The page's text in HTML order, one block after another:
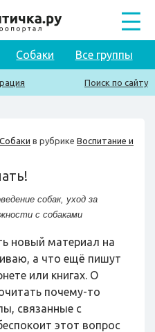
Собаки Все группы
Поиск по сайту
Собаки в рубрике Воспитание и
собак, уход за
с собаками
новый материал на
а что ещё пишут
или книгах. О
почему-то
связанные с
этот вопрос